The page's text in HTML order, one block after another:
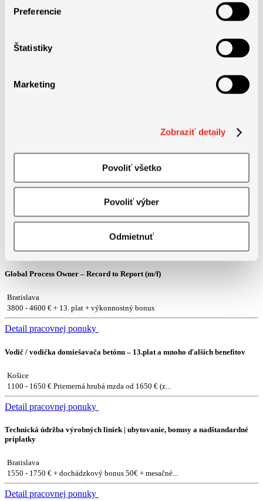
Preferencie
Štatistiky
Marketing
Zobraziť detaily
Povoliť všetko
Povoliť výber
Odmietnuť
Jazykové požiadavky
Táto pozícia už bola obsadená. Pozrite si prosím naše ďalšie
aktuálne ponuky práce a nájdite svoju príležitosť.
Podobné pracovné ponuky
Global Process Owner – Record to Report (m/f)
Bratislava
3800 - 4600 € + 13. plat + výkonnostný bonus
Detail pracovnej ponuky
Vodič / vodička domiešavača betónu – 13.plat a mnoho ďalších benefitov
Košice
1100 - 1650 € Priemerná hrubá mzda od 1650 € (z...
Detail pracovnej ponuky
Technická údržba výrobných liniek | ubytovanie, bonusy a nadštandardné
príplatky
Bratislava
1550 - 1750 € + dochádzkový bonus 50€ + mesačné...
Detail pracovnej ponuky